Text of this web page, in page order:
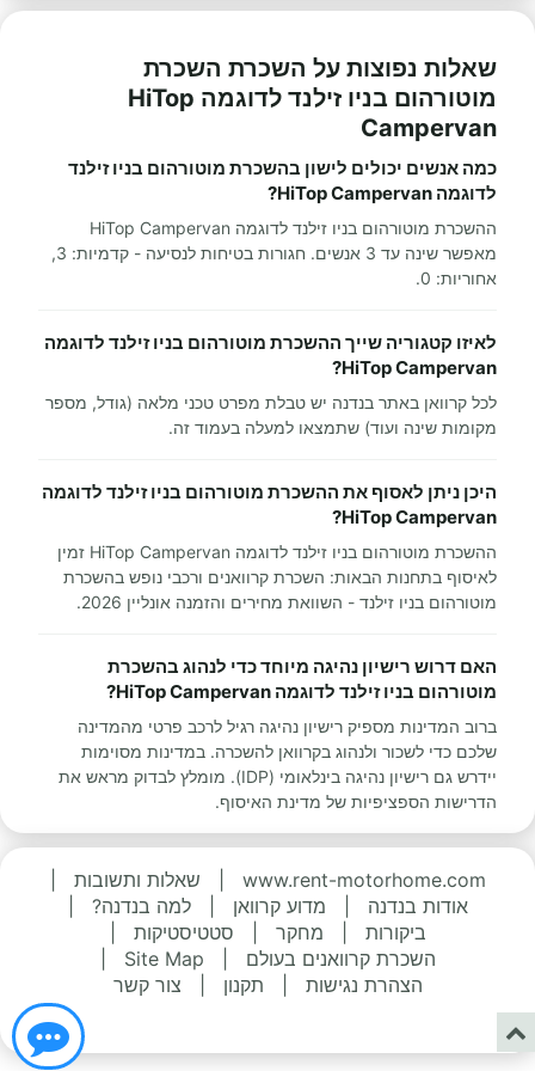
שאלות נפוצות על השכרת השכרת
מוטורהום בניו זילנד לדוגמה HiTop
Campervan
כמה אנשים יכולים לישון בהשכרת מוטורהום בניו זילנד
לדוגמה HiTop Campervan?
ההשכרת מוטורהום בניו זילנד לדוגמה HiTop Campervan
מאפשר שינה עד 3 אנשים. חגורות בטיחות לנסיעה - קדמיות: 3,
אחוריות: 0.
לאיזו קטגוריה שייך ההשכרת מוטורהום בניו זילנד לדוגמה
HiTop Campervan?
לכל קרוואן באתר בנדנה יש טבלת מפרט טכני מלאה (גודל, מספר
מקומות שינה ועוד) שתמצאו למעלה בעמוד זה.
היכן ניתן לאסוף את ההשכרת מוטורהום בניו זילנד לדוגמה
HiTop Campervan?
ההשכרת מוטורהום בניו זילנד לדוגמה HiTop Campervan זמין
לאיסוף בתחנות הבאות: השכרת קרוואנים ורכבי נופש בהשכרת
מוטורהום בניו זילנד - השוואת מחירים והזמנה אונליין 2026.
האם דרוש רישיון נהיגה מיוחד כדי לנהוג בהשכרת
מוטורהום בניו זילנד לדוגמה HiTop Campervan?
ברוב המדינות מספיק רישיון נהיגה רגיל לרכב פרטי מהמדינה
שלכם כדי לשכור ולנהוג בקרוואן להשכרה. במדינות מסוימות
יידרש גם רישיון נהיגה בינלאומי (IDP). מומלץ לבדוק מראש את
הדרישות הספציפיות של מדינת האיסוף.
www.rent-motorhome.com שאלות ותשובות
אודות בנדנה
מדוע קרוואן למה בנדנה?
ביקורות
מחקר סטטיסטיקות
השכרת קרוואנים בעולם
Site Map
הצהרת נגישות
תקנון צור קשר